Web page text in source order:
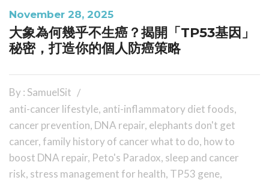
November 28, 2025
大象為何幾乎不生癌？揭開「TP53基因」
秘密，打造你的個人防癌策略
By : SamuelSit
anti-cancer lifestyle, anti-inflammatory diet foods,
cancer prevention, DNA repair, elephants don't get
cancer,family history of cancer what to do, how to
boost DNA repair, Peto's Paradox, sleep and cancer
risk, stress management for health, TP53 gene,